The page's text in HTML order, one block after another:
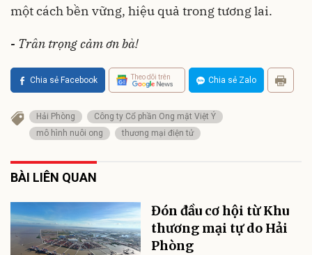
một cách bền vững, hiệu quả trong tương lai.
- Trân trọng cảm ơn bà!
Chia sẻ Facebook Theo dõi trên Chia sẻ Zalo
Hải Phòng
Công ty Cổ phần Ong mật Việt Ý
mô hình nuôi ong
thương mại điện tử
BÀI LIÊN QUAN
Đón đầu cơ hội từ Khu
thương mại tự do Hải
Phòng